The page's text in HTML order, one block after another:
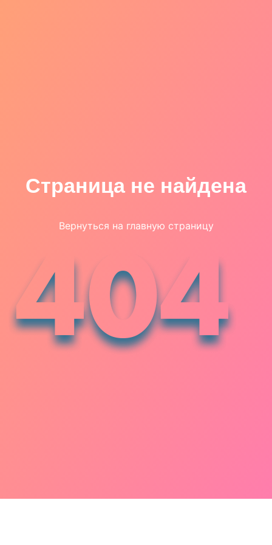
Страница не найдена
Вернуться на главную страницу